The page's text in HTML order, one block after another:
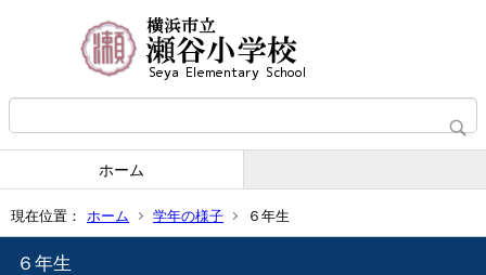
ホーム
現在位置： ホーム 学年の様子 ６年生
６年生